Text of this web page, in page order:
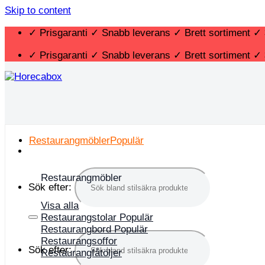
Skip to content
✓ Prisgaranti ✓ Snabb leverans ✓ Brett sortiment ✓
✓ Prisgaranti ✓ Snabb leverans ✓ Brett sortiment ✓
Sök efter:
Sök efter:
Restaurangmöbler
Restaurangmöbler
Visa alla
Restaurangstolar
Restaurangbord
Restaurangsoffor
Restaurangfåtöljer